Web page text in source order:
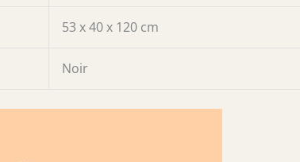
53 x 40 x 120 cm
Noir